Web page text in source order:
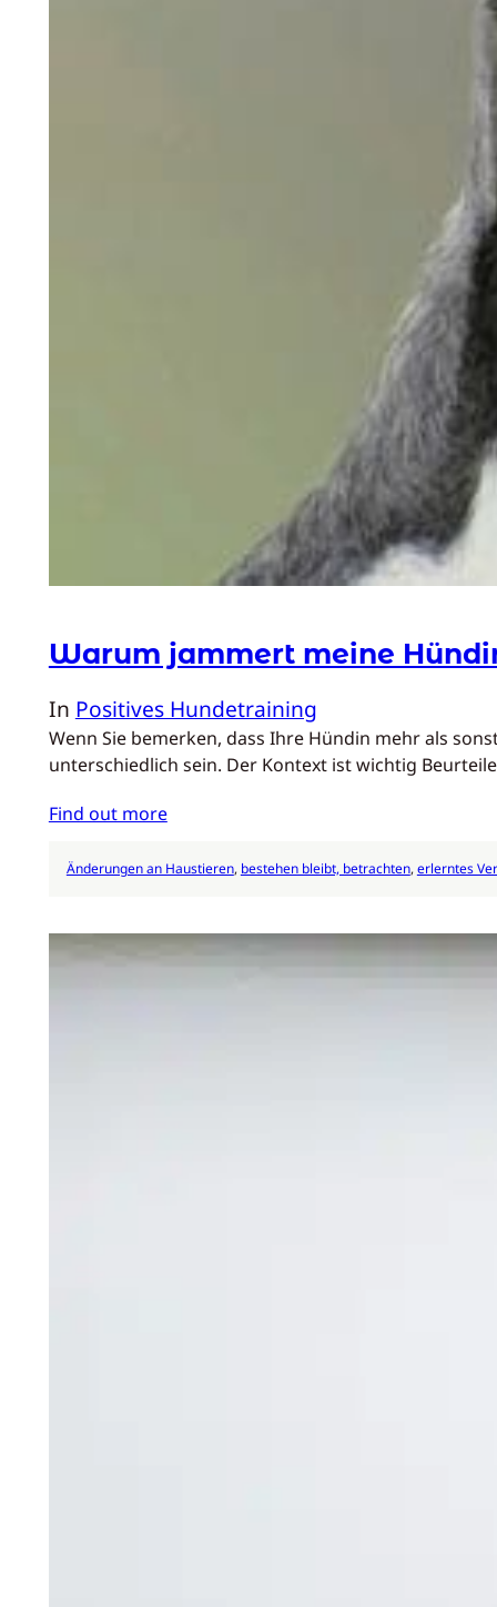
Warum jammert meine
In Positives Hundetraining
Wenn Sie bemerken, dass Ihre Hündin mehr als
unterschiedlich sein. Der Kontext ist wichtig
Find out more
Änderungen an Haustieren, bestehen bleibt, betrachten, erlerntes